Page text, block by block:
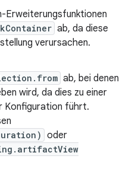
Erweiterungsfunktionen
ab, da diese
verursachen.
ab, bei denen
wird, da dies zu einer
Konfiguration führt.
oder